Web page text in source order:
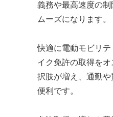
義務や最高速度の
ムーズになります。
快適に電動モビリ
イク免許の取得を
択肢が増え、通勤
便利です。